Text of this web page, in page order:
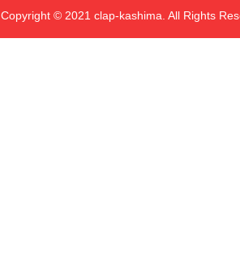
Copyright © 2021 clap-kashima. All Rights